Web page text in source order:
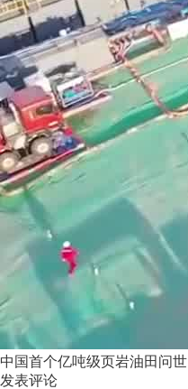
中国首个亿吨级页岩油田问世
发表评论